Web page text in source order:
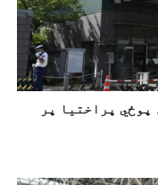
پراختیا پر